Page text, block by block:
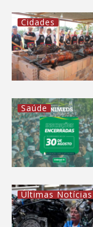
Cidades
Saúde
Últimas Notícias